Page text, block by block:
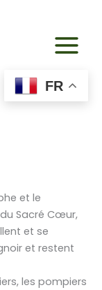
et le
Sacré Cœur,
et se
et restent
les pompiers
FR